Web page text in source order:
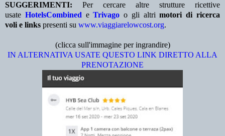
SUGGERIMENTI: Per cercare altre strutture ricettive
usate HotelsCombined eTrivago o gli altrimotori di ricerca
voli e links presenti su www.viaggiarelowcost.org.
(clicca sull'immagine per ingrandire)
IN ALTERNATIVA USATE QUESTO LINK DIRETTO ALLA
PRENOTAZIONE